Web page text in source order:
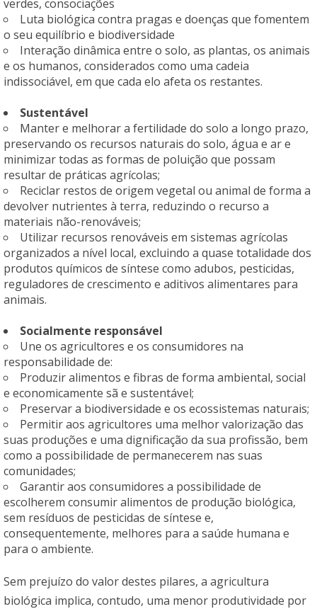
verdes, consociações
Luta biológica contra pragas e doenças que fomentem
o seu equilíbrio e biodiversidade
Interação dinâmica entre o solo, as plantas, os animais
e os humanos, considerados como uma cadeia
indissociável, em que cada elo afeta os restantes.
Sustentável
Manter e melhorar a fertilidade do solo a longo prazo,
preservando os recursos naturais do solo, água e ar e
minimizar todas as formas de poluição que possam
resultar de práticas agrícolas;
Reciclar restos de origem vegetal ou animal de forma a
devolver nutrientes à terra, reduzindo o recurso a
materiais não-renováveis;
Utilizar recursos renováveis em sistemas agrícolas
organizados a nível local, excluindo a quase totalidade dos
produtos químicos de síntese como adubos, pesticidas,
reguladores de crescimento e aditivos alimentares para
animais.
Socialmente responsável
Une os agricultores e os consumidores na
responsabilidade de:
Produzir alimentos e fibras de forma ambiental, social
e economicamente sã e sustentável;
Preservar a biodiversidade e os ecossistemas naturais;
Permitir aos agricultores uma melhor valorização das
suas produções e uma dignificação da sua profissão, bem
como a possibilidade de permanecerem nas suas
comunidades;
Garantir aos consumidores a possibilidade de
escolherem consumir alimentos de produção biológica,
sem resíduos de pesticidas de síntese e,
consequentemente, melhores para a saúde humana e
para o ambiente.
Sem prejuízo do valor destes pilares, a agricultura
biológica implica, contudo, uma menor produtividade por